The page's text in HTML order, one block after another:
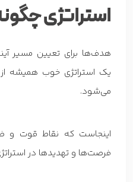
استراتژی
هدف‌ها برای تعیین مسیر
یک استراتژی خوب همیشه
می‌شود.
اینجاست که نقاط قوت
فرصت‌ها و تهدیدها در